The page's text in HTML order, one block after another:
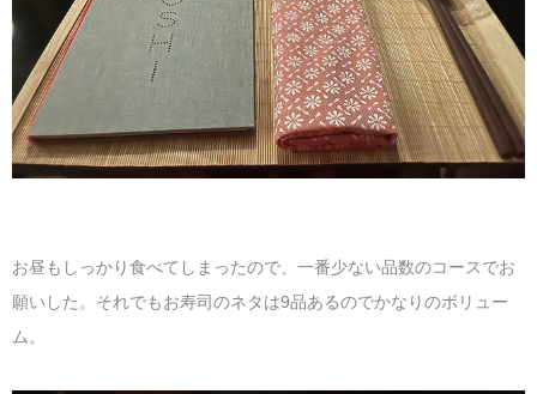
お昼もしっかり食べてしまったので、一番少ない品数のコースでお
願いした。それでもお寿司のネタは9品あるのでかなりのボリュー
ム。